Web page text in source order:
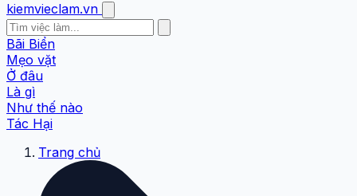
kiemvieclam.vn
Bãi Biển
Mẹo vặt
Ở đâu
Là gì
Như thế nào
Tác Hại
Trang chủ